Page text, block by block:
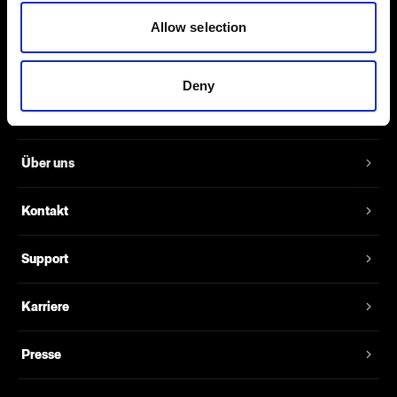
Allow selection
Deny
größer als JPEG-Dateien, weshalb sie
Über uns
Kontakt
Support
Karriere
Presse